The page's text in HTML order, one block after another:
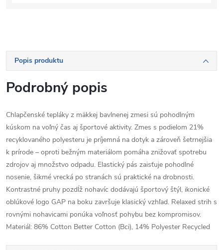
Popis produktu
Podrobný popis
Chlapčenské tepláky z mäkkej bavlnenej zmesi sú pohodlným
kúskom na voľný čas aj športové aktivity. Zmes s podielom 21%
recyklovaného polyesteru je príjemná na dotyk a zároveň šetrnejšia
k prírode – oproti bežným materiálom pomáha znižovať spotrebu
zdrojov aj množstvo odpadu. Elastický pás zaisťuje pohodlné
nosenie, šikmé vrecká po stranách sú praktické na drobnosti.
Kontrastné pruhy pozdĺž nohavíc dodávajú športový štýl, ikonické
oblúkové logo GAP na boku završuje klasický vzhľad. Relaxed strih s
rovnými nohavicami ponúka voľnosť pohybu bez kompromisov.
Materiál: 86% Cotton Better Cotton (Bci), 14% Polyester Recycled